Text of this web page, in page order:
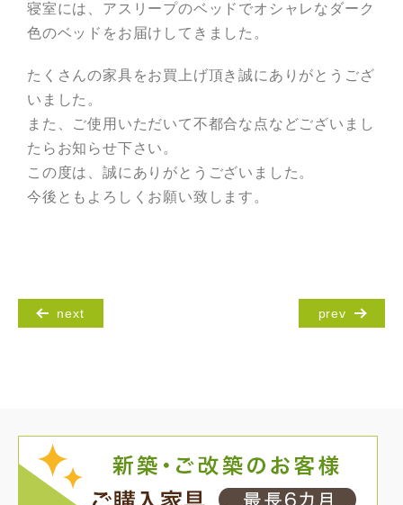
寝室には、アスリープのベッドでオシャレなダーク
色のベッドをお届けしてきました。
たくさんの家具をお買上げ頂き誠にありがとうござ
いました。
また、ご使用いただいて不都合な点などございまし
たらお知らせ下さい。
この度は、誠にありがとうございました。
今後ともよろしくお願い致します。
next prev